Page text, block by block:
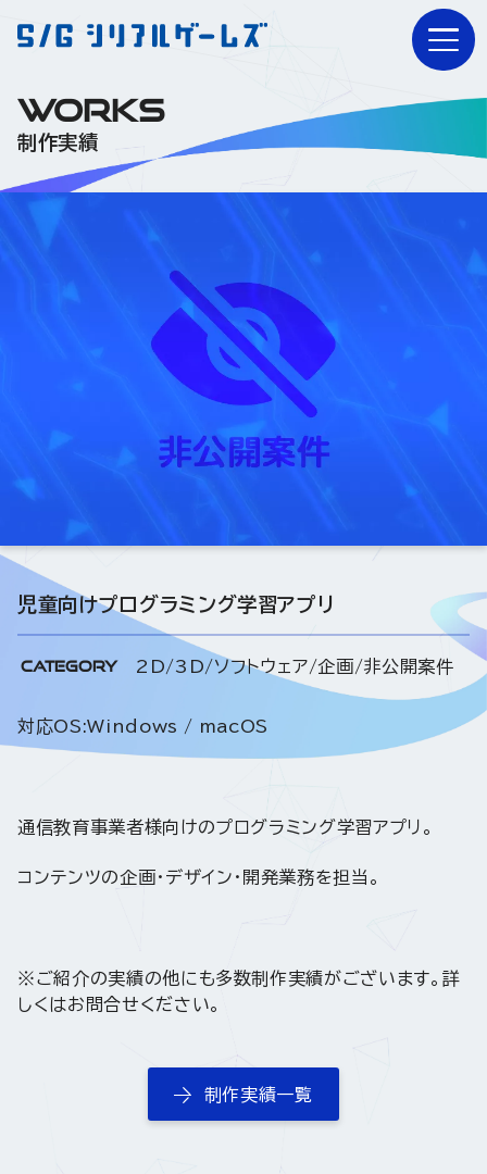
WORKS
制作実績
児童向けプログラミング学習アプリ
CATEGORY 2D/3D/ソフトウェア/企画/非公開案件
対応OS:Windows / macOS
通信教育事業者様向けのプログラミング学習アプリ。
コンテンツの企画・デザイン・開発業務を担当。
※ご紹介の実績の他にも多数制作実績がございます。詳
しくはお問合せください。
制作実績一覧